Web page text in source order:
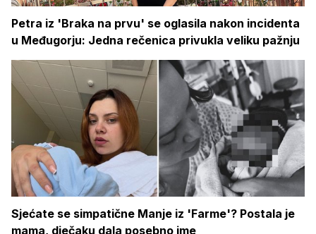
Petra iz 'Braka na prvu' se oglasila nakon incidenta
u Međugorju: Jedna rečenica privukla veliku pažnju
Sjećate se simpatične Manje iz 'Farme'? Postala je
mama, dječaku dala posebno ime